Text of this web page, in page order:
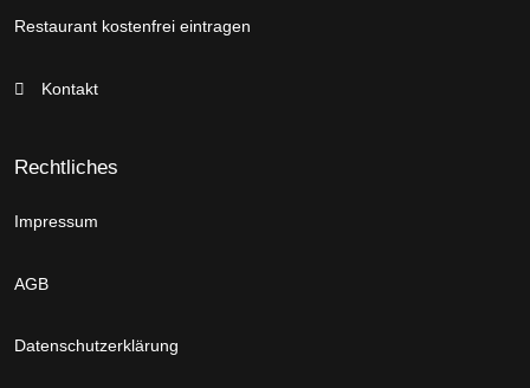
Restaurant kostenfrei eintragen
Kontakt
Rechtliches
Impressum
AGB
Datenschutzerklärung